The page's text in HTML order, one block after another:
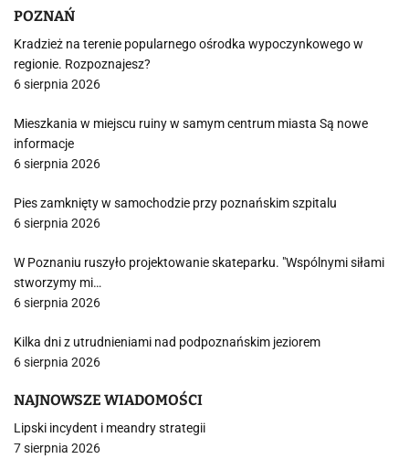
POZNAŃ
Kradzież na terenie popularnego ośrodka wypoczynkowego w
regionie. Rozpoznajesz?
6 sierpnia 2026
Mieszkania w miejscu ruiny w samym centrum miasta Są nowe
informacje
6 sierpnia 2026
Pies zamknięty w samochodzie przy poznańskim szpitalu
6 sierpnia 2026
W Poznaniu ruszyło projektowanie skateparku. "Wspólnymi siłami
stworzymy mi…
6 sierpnia 2026
Kilka dni z utrudnieniami nad podpoznańskim jeziorem
6 sierpnia 2026
NAJNOWSZE WIADOMOŚCI
Lipski incydent i meandry strategii
7 sierpnia 2026